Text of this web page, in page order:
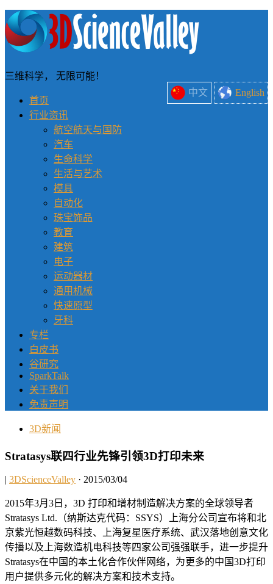
中文 English
三维科学， 无限可能！
首页
行业资讯
航空航天与国防
汽车
生命科学
生活与艺术
模具
自动化
珠宝饰品
教育
建筑
电子
运动器材
通用机械
快速原型
牙科
专栏
白皮书
谷研究
SparkTalk
关于我们
免责声明
3D新闻
Stratasys联四行业先锋引领3D打印未来
| 3DScienceValley · 2015/03/04
2015年3月3日，3D 打印和增材制造解决方案的全球领导者
Stratasys Ltd.（纳斯达克代码：SSYS）上海分公司宣布将和北
京紫光恒越数码科技、上海复星医疗系统、武汉落地创意文化
传播以及上海数造机电科技等四家公司强强联手，进一步提升
Stratasys在中国的本土化合作伙伴网络，为更多的中国3D打印
用户提供多元化的解决方案和技术支持。